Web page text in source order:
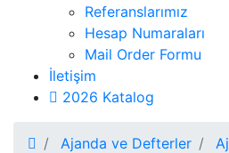
Referanslarımız
Hesap Numaraları
Mail Order Formu
İletişim
2026 Katalog
Ajanda ve Defterler